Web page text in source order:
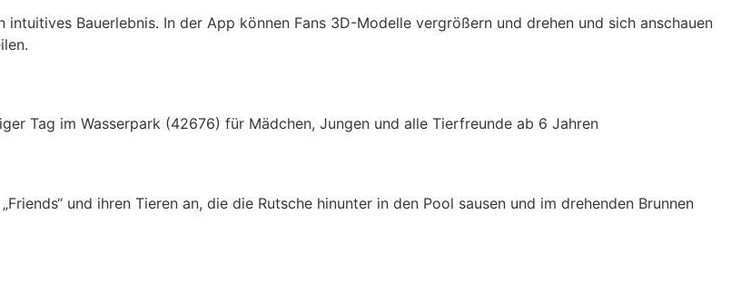
Bauerlebnis. In der App können Fans 3D-Modelle vergrößern und drehen und sich anschauen
Tag im Wasserpark (42676) für Mädchen, Jungen und alle Tierfreunde ab 6 Jahren
und ihren Tieren an, die die Rutsche hinunter in den Pool sausen und im drehenden Brunnen